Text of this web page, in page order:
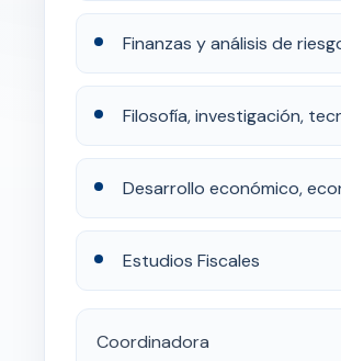
Finanzas y análisis de
Filosofía, investigación,
Desarrollo económico,
Estudios Fiscales
Coordinadora